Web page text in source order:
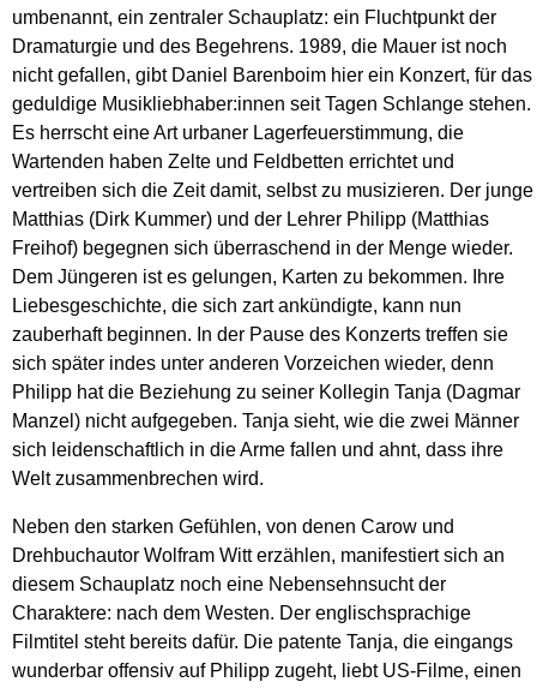
umbenannt, ein zentraler Schauplatz: ein Fluchtpunkt der
Dramaturgie und des Begehrens. 1989, die Mauer ist noch
nicht gefallen, gibt Daniel Barenboim hier ein Konzert, für das
geduldige Musikliebhaber:innen seit Tagen Schlange stehen.
Es herrscht eine Art urbaner Lagerfeuerstimmung, die
Wartenden haben Zelte und Feldbetten errichtet und
vertreiben sich die Zeit damit, selbst zu musizieren. Der junge
Matthias (Dirk Kummer) und der Lehrer Philipp (Matthias
Freihof) begegnen sich überraschend in der Menge wieder.
Dem Jüngeren ist es gelungen, Karten zu bekommen. Ihre
Liebesgeschichte, die sich zart ankündigte, kann nun
zauberhaft beginnen. In der Pause des Konzerts treffen sie
sich später indes unter anderen Vorzeichen wieder, denn
Philipp hat die Beziehung zu seiner Kollegin Tanja (Dagmar
Manzel) nicht aufgegeben. Tanja sieht, wie die zwei Männer
sich leidenschaftlich in die Arme fallen und ahnt, dass ihre
Welt zusammenbrechen wird.
Neben den starken Gefühlen, von denen Carow und
Drehbuchautor Wolfram Witt erzählen, manifestiert sich an
diesem Schauplatz noch eine Nebensehnsucht der
Charaktere: nach dem Westen. Der englischsprachige
Filmtitel steht bereits dafür. Die patente Tanja, die eingangs
wunderbar offensiv auf Philipp zugeht, liebt US-Filme, einen